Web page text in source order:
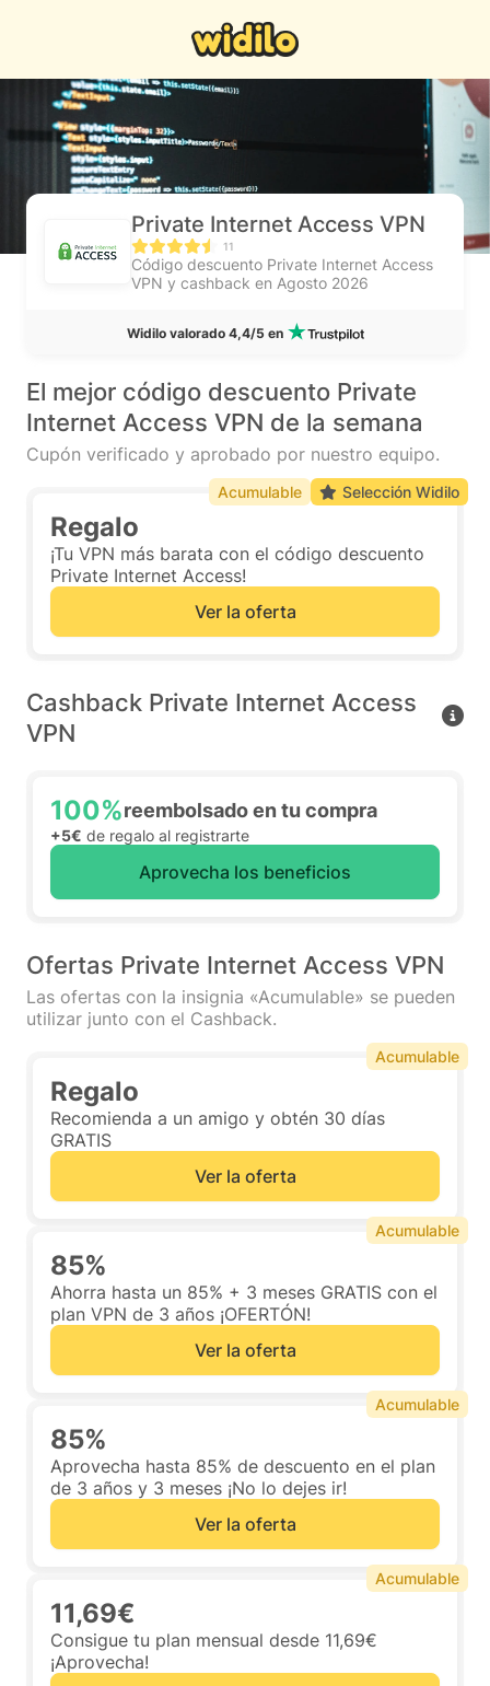
Private Internet Access VPN
11
Código descuento Private Internet Access
VPN y cashback en Agosto 2026
Widilo valorado 4,4/5 en
El mejor código descuento Private
Internet Access VPN de la semana
Cupón verificado y aprobado por nuestro equipo.
Regalo
¡Tu VPN más barata con el código descuento
Private Internet Access!
Ver la oferta
Acumulable Selección Widilo
Cashback Private Internet Access
VPN
100%reembolsado en tu compra
+5€ de regalo al registrarte
Aprovecha los beneficios
Ofertas Private Internet Access VPN
Las ofertas con la insignia «Acumulable» se pueden
utilizar junto con el Cashback.
Regalo
Recomienda a un amigo y obtén 30 días
GRATIS
Ver la oferta
Acumulable
85%
Ahorra hasta un 85% + 3 meses GRATIS con el
plan VPN de 3 años ¡OFERTÓN!
Ver la oferta
Acumulable
85%
Aprovecha hasta 85% de descuento en el plan
de 3 años y 3 meses ¡No lo dejes ir!
Ver la oferta
Acumulable
11,69€
Consigue tu plan mensual desde 11,69€
¡Aprovecha!
Acumulable